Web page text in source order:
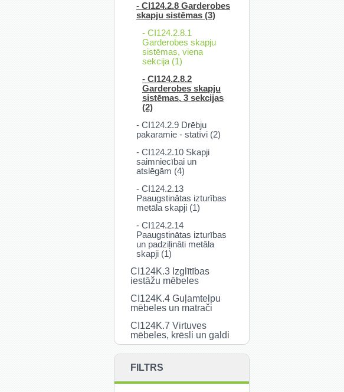
- CI124.2.8 Garderobes
skapju sistēmas (3)
- CI124.2.8.1
Garderobes skapju
sistēmas, viena
sekcija (1)
- CI124.2.8.2
Garderobes skapju
sistēmas, 3 sekcijas
(2)
- CI124.2.9 Drēbju
pakaramie - statīvi (2)
- CI124.2.10 Skapji
saimniecībai un
atslēgām (4)
- CI124.2.13
Paaugstinātas izturības
metāla skapji (1)
- CI124.2.14
Paaugstinātas izturības
un padziļināti metāla
skapji (1)
CI124K.3 Izglītības
iestāžu mēbeles
CI124K.4 Guļamtelpu
mēbeles un matrači
CI124K.7 Virtuves
mēbeles, krēsli un galdi
FILTRS